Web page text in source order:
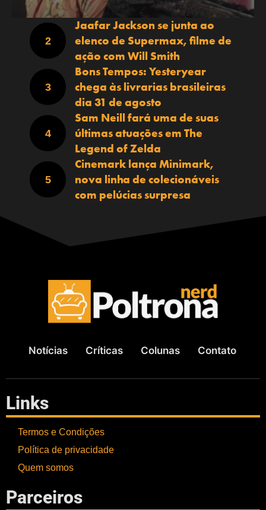
Jaafar Jackson se junta ao
elenco de Supermax, filme de
ação com Will Smith
Bons Tempos: Yesteryear
chega às livrarias brasileiras
dia 31 de agosto
Sam Neill fará uma de suas
últimas atuações em The
Legend of Zelda
Cinemark lança Minimark,
nova linha de colecionáveis
com pelúcias surpresa
Notícias Críticas Colunas Contato
Links
Termos e Condições
Política de privacidade
Quem somos
Parceiros